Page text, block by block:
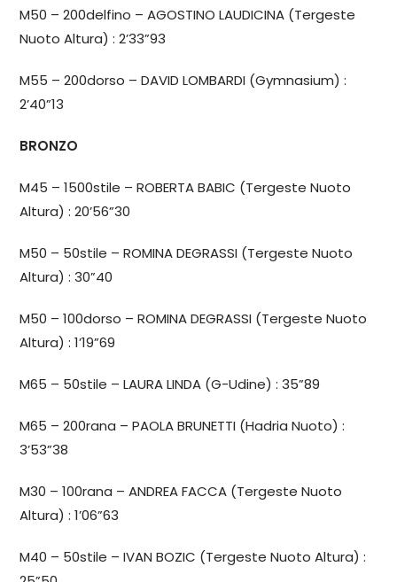
M50 – 200delfino – AGOSTINO LAUDICINA (Tergeste
Nuoto Altura) : 2’33”93
M55 – 200dorso – DAVID LOMBARDI (Gymnasium) :
2’40”13
BRONZO
M45 – 1500stile – ROBERTA BABIC (Tergeste Nuoto
Altura) : 20’56”30
M50 – 50stile – ROMINA DEGRASSI (Tergeste Nuoto
Altura) : 30”40
M50 – 100dorso – ROMINA DEGRASSI (Tergeste Nuoto
Altura) : 1’19”69
M65 – 50stile – LAURA LINDA (G-Udine) : 35”89
M65 – 200rana – PAOLA BRUNETTI (Hadria Nuoto) :
3’53”38
M30 – 100rana – ANDREA FACCA (Tergeste Nuoto
Altura) : 1’06”63
M40 – 50stile – IVAN BOZIC (Tergeste Nuoto Altura) :